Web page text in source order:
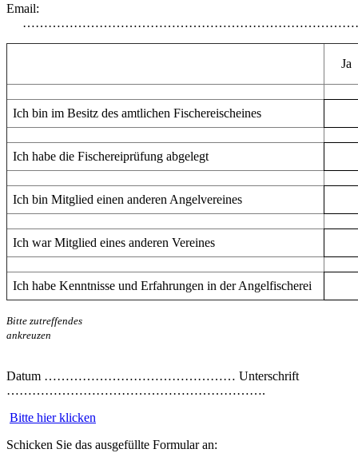
Email:
Ja
Ich bin im Besitz des amtlichen Fischereischeines
Ich habe die Fischereiprüfung abgelegt
Ich bin Mitglied einen anderen Angelvereines
Ich war Mitglied eines anderen Vereines
Ich habe Kenntnisse und Erfahrungen in der Angelfischerei
Bitte zutreffendes
ankreuzen
Datum ……………………………………… Unterschrift
…………………………………………………….
Bitte hier klicken
Schicken Sie das ausgefüllte Formular an: